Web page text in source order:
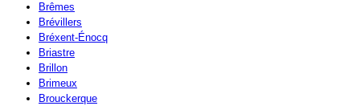
Brêmes
Brévillers
Bréxent-Énocq
Briastre
Brillon
Brimeux
Brouckerque